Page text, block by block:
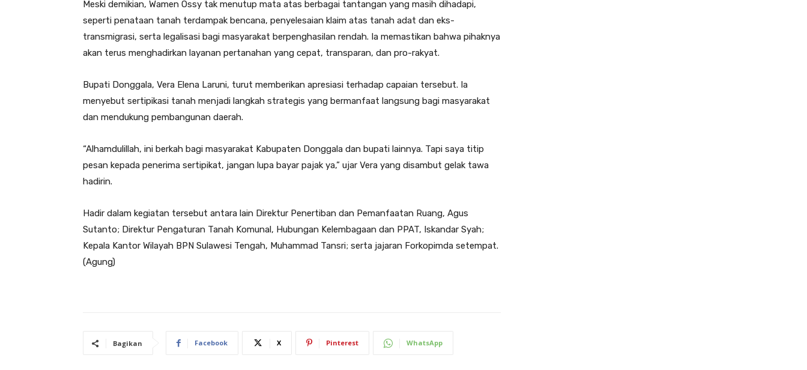
Meski demikian, Wamen Ossy tak menutup mata atas berbagai tantangan yang masih dihadapi,
seperti penataan tanah terdampak bencana, penyelesaian klaim atas tanah adat dan eks-
transmigrasi, serta legalisasi bagi masyarakat berpenghasilan rendah. Ia memastikan bahwa pihaknya
akan terus menghadirkan layanan pertanahan yang cepat, transparan, dan pro-rakyat.
Bupati Donggala, Vera Elena Laruni, turut memberikan apresiasi terhadap capaian tersebut. Ia
menyebut sertipikasi tanah menjadi langkah strategis yang bermanfaat langsung bagi masyarakat
dan mendukung pembangunan daerah.
“Alhamdulillah, ini berkah bagi masyarakat Kabupaten Donggala dan bupati lainnya. Tapi saya titip
pesan kepada penerima sertipikat, jangan lupa bayar pajak ya,” ujar Vera yang disambut gelak tawa
hadirin.
Hadir dalam kegiatan tersebut antara lain Direktur Penertiban dan Pemanfaatan Ruang, Agus
Sutanto; Direktur Pengaturan Tanah Komunal, Hubungan Kelembagaan dan PPAT, Iskandar Syah;
Kepala Kantor Wilayah BPN Sulawesi Tengah, Muhammad Tansri; serta jajaran Forkopimda setempat.
(Agung)
Bagikan Facebook X Pinterest WhatsApp